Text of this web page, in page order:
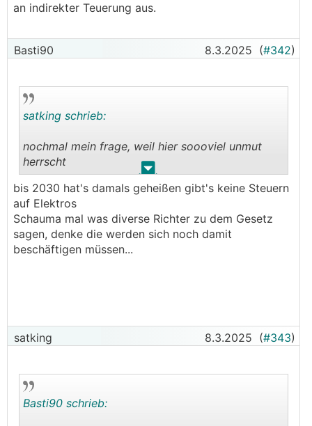
an indirekter Teuerung aus.
Basti90 8.3.2025 (#342)
. .
satking schrieb:
nochmal mein frage, weil hier soooviel unmut
herrscht
habt ihr wirklich gedacht, dass die e wagln auf
dauer steuerfrei bleiben???
bis 2030 hat's damals geheißen gibt's keine Steuern
auf Elektros
Schauma mal was diverse Richter zu dem Gesetz
sagen, denke die werden sich noch damit
beschäftigen müssen...
satking 8.3.2025 (#343)
Basti90 schrieb: